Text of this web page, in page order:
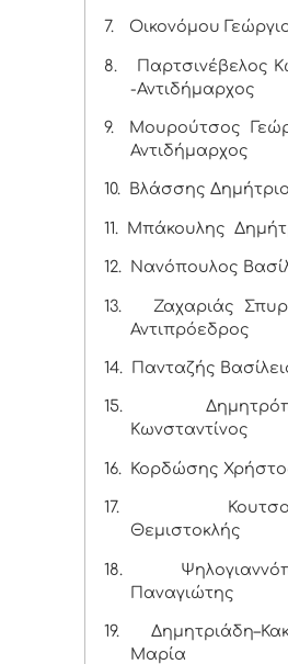
7. Οικονόμου
8.
Παρτσινέβελος
-Αντιδήμαρχος
9.
Μουρούτσος
Αντιδήμαρχος
10. Βλάσσης
11. Μπάκουλης
12. Νανόπουλος
13.
Ζαχαριάς
Αντιπρόεδρος
14. Πανταζής
15.
Κωνσταντίνος
16. Κορδώσης
17.
Θεμιστοκλής
18.
Παναγιώτης
19.
Μαρία